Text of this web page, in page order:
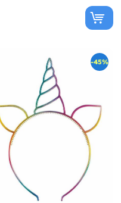
-45%